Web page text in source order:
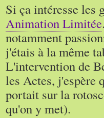
Si ça intéresse les
Animation Limitée
notamment
j'étais à la même
L'intervention de
les Actes, j'espère
portait sur la
qu'on y met).